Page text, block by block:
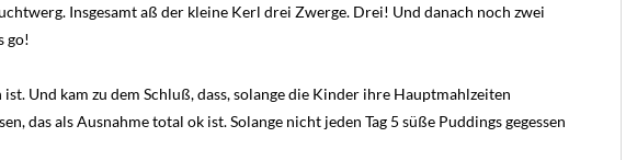
Insgesamt aß der kleine Kerl drei Zwerge. Drei! Und danach noch zwei
go!
Und kam zu dem Schluß, dass, solange die Kinder ihre Hauptmahlzeiten
das als Ausnahme total ok ist. Solange nicht jeden Tag 5 süße Puddings gegessen